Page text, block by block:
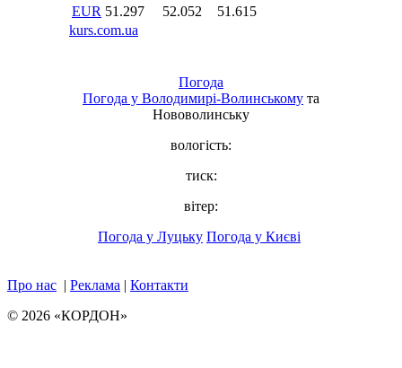
Погода
Погода у Володимирі-Волинському та
Нововолинську
вологість:
тиск:
вітер:
Погода у Луцьку Погода у Києві
Про нас | Реклама | Контакти
© 2026 «КОРДОН»